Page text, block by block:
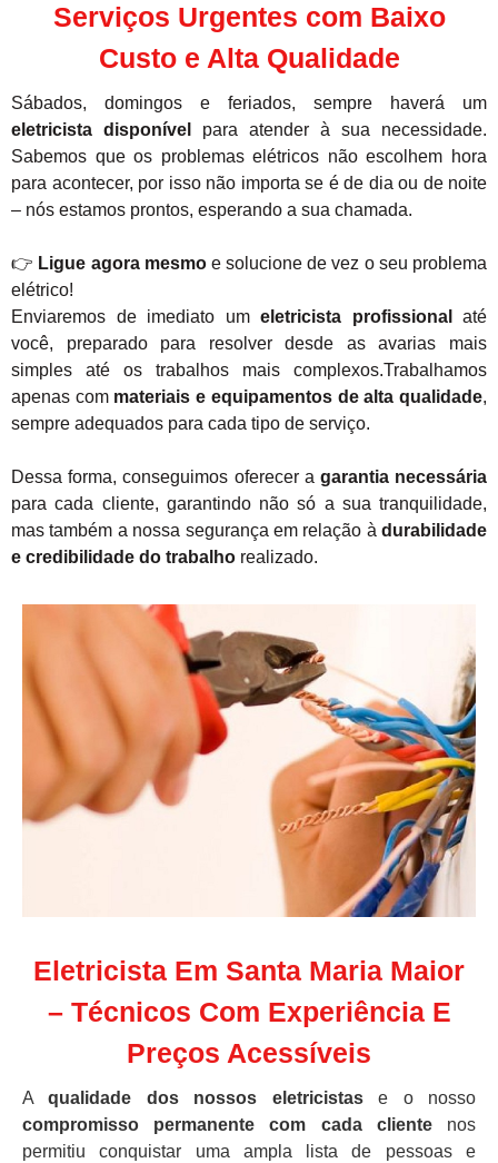
Serviços Urgentes com Baixo
Custo e Alta Qualidade
Sábados, domingos e feriados, sempre haverá um
eletricista disponível
para atender à sua necessidade.
Sabemos que os problemas elétricos não escolhem hora
para acontecer, por isso não importa se é de dia ou de noite
– nós estamos prontos, esperando a sua chamada.
👉 Ligue agora mesmoe solucione de vez o seu problema
elétrico!
Enviaremos de imediato um eletricista profissional
até
você, preparado para resolver desde as avarias mais
simples até os trabalhos mais complexos.Trabalhamos
apenas com materiais e equipamentos de alta qualidade,
sempre adequados para cada tipo de serviço.
Dessa forma, conseguimos oferecer a garantia necessária
para cada cliente, garantindo não só a sua tranquilidade,
mas também a nossa segurança em relação à durabilidade
e credibilidade do trabalho realizado.
Eletricista Em Santa Maria Maior
– Técnicos Com Experiência E
Preços Acessíveis
Aqualidade dos nossos eletricistase o nosso
compromisso permanente com cada clientenos
permitiu conquistar uma ampla lista de pessoas e